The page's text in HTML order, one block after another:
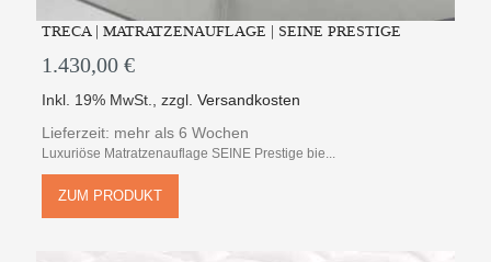
TRECA | MATRATZENAUFLAGE | SEINE PRESTIGE
1.430,00 €
Inkl. 19% MwSt. ,zzgl.Versandkosten
Lieferzeit: mehr als 6 Wochen
Luxuriöse Matratzenauflage SEINE Prestige bie...
ZUM PRODUKT